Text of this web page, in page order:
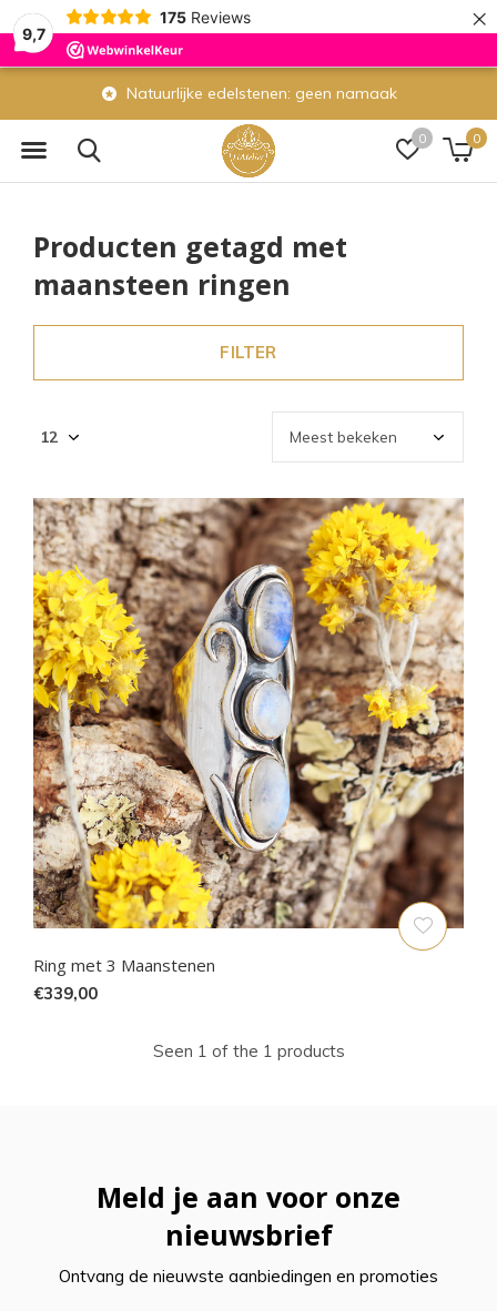
9,7
175 Reviews ×
0 0
Natuurlijke edelstenen: geen namaak
Producten getagd met
maansteen ringen
FILTER
Ring met 3 Maanstenen
€339,00
Seen 1 of the 1 products
Meld je aan voor onze
nieuwsbrief
Ontvang de nieuwste aanbiedingen en promoties